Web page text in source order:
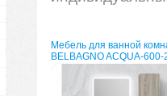
Мебель для ванной
BELBAGNO ACQUA-600-